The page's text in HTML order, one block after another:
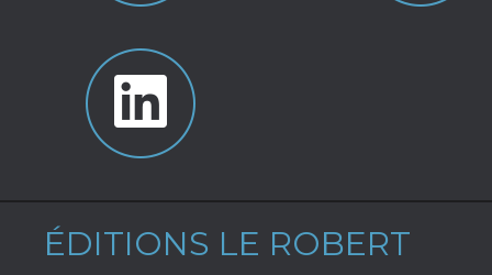
ÉDITIONS LE ROBERT